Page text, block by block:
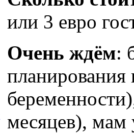
или 3 евро
Очень ждём:
месяцев), мам